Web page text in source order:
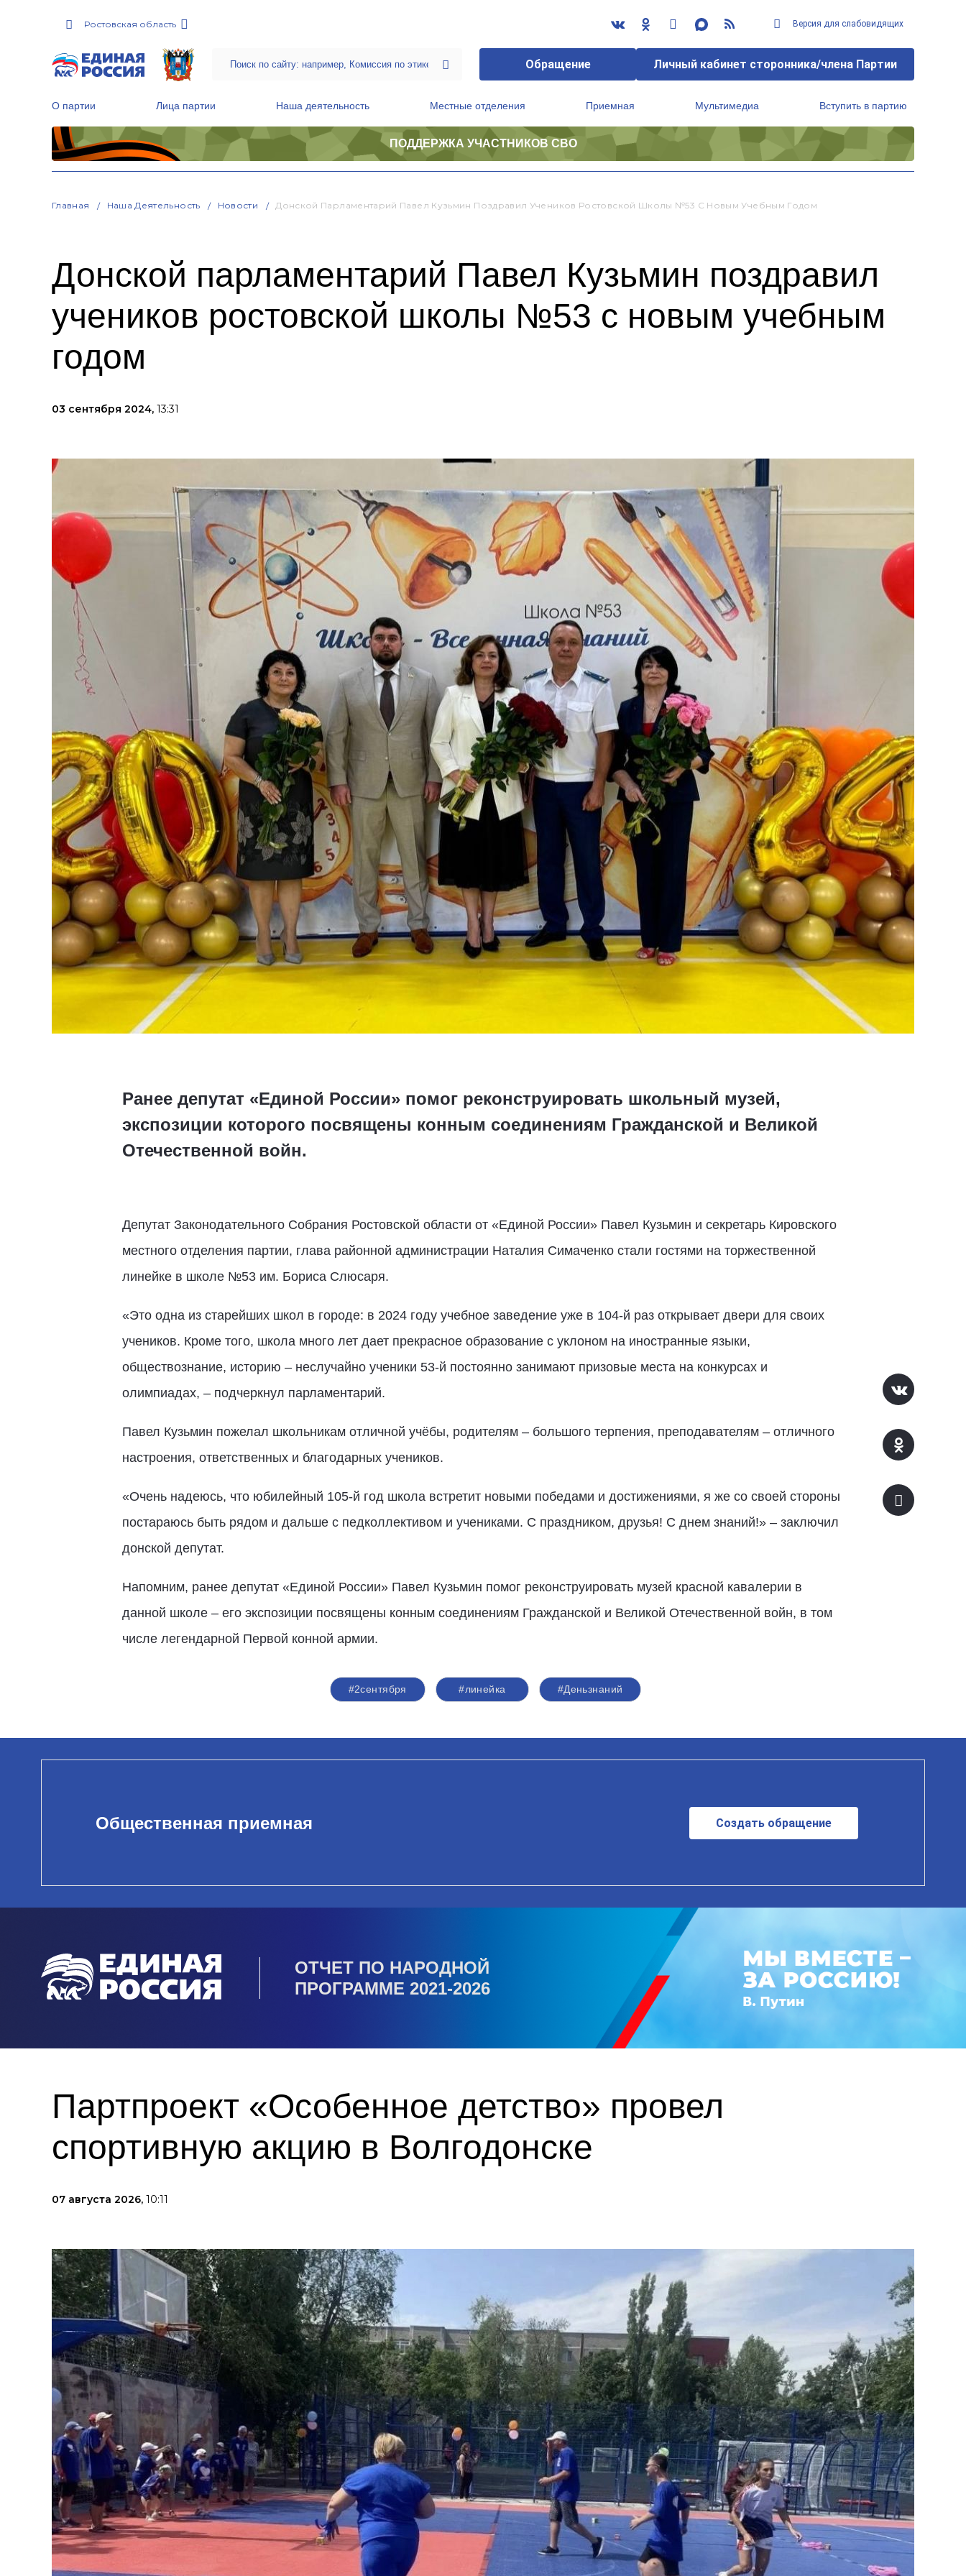
Ростовская область Версия для слабовидящих
Обращение Личный кабинет сторонника/члена Партии
О партии Лица партии Наша деятельность Местные отделения Приемная Мультимедиа Вступить в партию
ПОДДЕРЖКА УЧАСТНИКОВ СВО
Главная Наша Деятельность Новости Донской Парламентарий Павел Кузьмин Поздравил Учеников Ростовской Школы №53 С Новым Учебным Годом
Донской парламентарий Павел Кузьмин поздравил
учеников ростовской школы №53 с новым учебным
годом
03 сентября 2024, 13:31
Ранее депутат «Единой России» помог реконструировать школьный музей,
экспозиции которого посвящены конным соединениям Гражданской и Великой
Отечественной войн.
Депутат Законодательного Собрания Ростовской области от «Единой России» Павел Кузьмин и секретарь Кировского
местного отделения партии, глава районной администрации Наталия Симаченко стали гостями на торжественной
линейке в школе №53 им. Бориса Слюсаря.
«Это одна из старейших школ в городе: в 2024 году учебное заведение уже в 104-й раз открывает двери для своих
учеников. Кроме того, школа много лет дает прекрасное образование с уклоном на иностранные языки,
обществознание, историю – неслучайно ученики 53-й постоянно занимают призовые места на конкурсах и
олимпиадах, – подчеркнул парламентарий.
Павел Кузьмин пожелал школьникам отличной учёбы, родителям – большого терпения, преподавателям – отличного
настроения, ответственных и благодарных учеников.
«Очень надеюсь, что юбилейный 105-й год школа встретит новыми победами и достижениями, я же со своей стороны
постараюсь быть рядом и дальше с педколлективом и учениками. С праздником, друзья! С днем знаний!» – заключил
донской депутат.
Напомним, ранее депутат «Единой России» Павел Кузьмин помог реконструировать музей красной кавалерии в
данной школе – его экспозиции посвящены конным соединениям Гражданской и Великой Отечественной войн, в том
числе легендарной Первой конной армии.
#2сентября #линейка #Деньзнаний
Общественная приемная Создать обращение
ОТЧЕТ ПО НАРОДНОЙ
ПРОГРАММЕ 2021-2026
Партпроект «Особенное детство» провел
спортивную акцию в Волгодонске
07 августа 2026, 10:11